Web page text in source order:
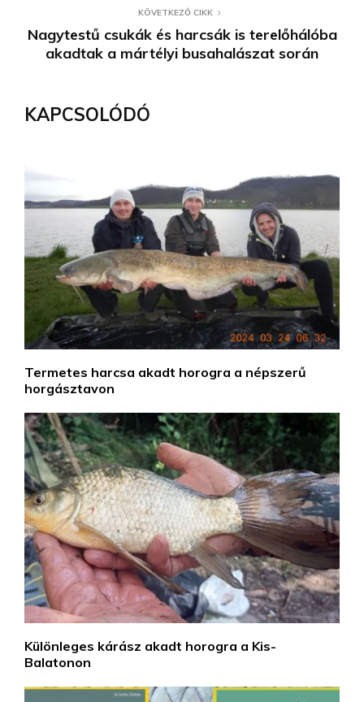
KÖVETKEZŐ CIKK
Nagytestű csukák és harcsák is terelőhálóba
akadtak a mártélyi busahalászat során
KAPCSOLÓDÓ
Termetes harcsa akadt horogra a népszerű
horgásztavon
Különleges kárász akadt horogra a Kis-
Balatonon